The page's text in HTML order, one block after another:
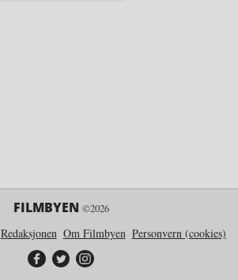
FILMBYEN ©2026
Redaksjonen Om Filmbyen Personvern (cookies)
Filmbyen på Facebook
Filmbyen på Twitter
Filmbyen på Instagram